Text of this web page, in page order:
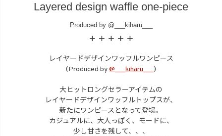
Layered design waffl e one-piece
Produced by @ ki haru_
+ + + + +
レイヤードデザインワッフルワンピース
(Produced by@___kiharu___ )
大ヒットロングセラーアイテムの
レイヤードデザインワッフルトップスが、
新たにワンピースとなって登場。
カジュアルに、大人っぽく、モードに、
少し甘さを残して、、、